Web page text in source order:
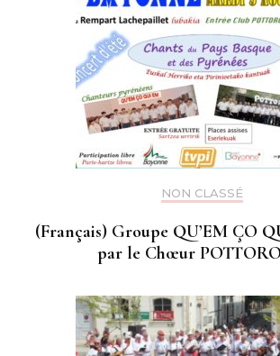
NON CLASSÉ
(Français) Groupe QU’EM ÇO
par le Chœur